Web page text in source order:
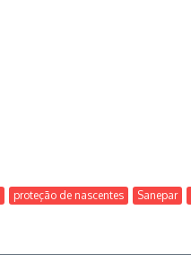
proteção de nascentes Sanepar